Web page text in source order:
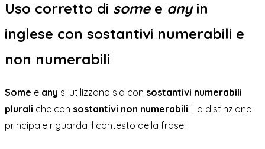
Uso corretto di somee anyin
inglese con sostantivi numerabili e
non numerabili
Some e any si utilizzano sia con sostantivi numerabili
plurali che con sostantivi non numerabili. La distinzione
principale riguarda il contesto della frase: